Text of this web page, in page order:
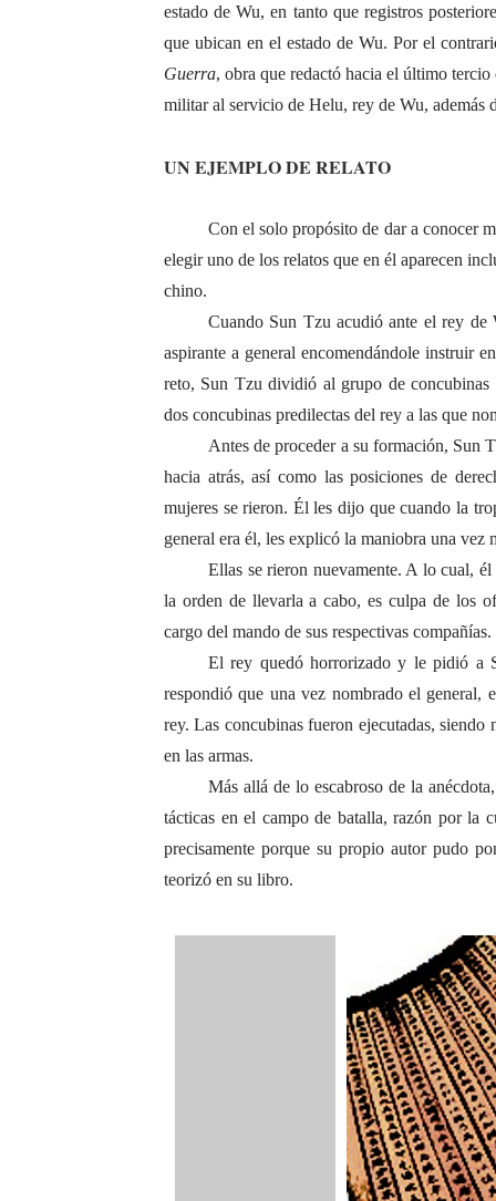
estado de Wu, en tanto que registros
que ubican en el estado de Wu. Por el
Guerra, obra que redactó hacia el último
militar al servicio de Helu, rey de Wu, además
UN EJEMPLO DE RELATO
Con el solo propósito de dar a conocer
elegir uno de los relatos que en él aparecen
chino.
Cuando Sun Tzu acudió ante el rey de
aspirante a general encomendándole instruir
reto, Sun Tzu dividió al grupo de concubinas
dos concubinas predilectas del rey a las que
Antes de proceder a su formación, Sun
hacia atrás, así como las posiciones de
mujeres se rieron. Él les dijo que cuando la
general era él, les explicó la maniobra una vez
Ellas se rieron nuevamente. A lo cual,
la orden de llevarla a cabo, es culpa de los
cargo del mando de sus respectivas compañías.
El rey quedó horrorizado y le pidió a
respondió que una vez nombrado el general,
rey. Las concubinas fueron ejecutadas,
en las armas.
Más allá de lo escabroso de la
tácticas en el campo de batalla, razón por la
precisamente porque su propio autor pudo
teorizó en su libro.